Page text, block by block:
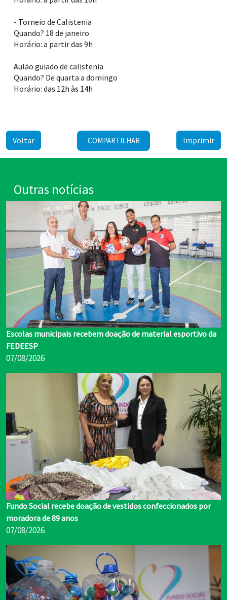
- Torneio de Calistenia
Quando? 18 de janeiro
Horário: a partir das 9h
Aulão guiado de calistenia
Quando? De quarta a domingo
Horário: das 12h às 14h
Voltar COMPARTILHAR Imprimir
Outras notícias
Escolas municipais recebem doação de material esportivo da
FEDEESP
07/08/2026
Fundo Social recebe doação de vestidos confeccionados por
moradora de 89 anos
07/08/2026